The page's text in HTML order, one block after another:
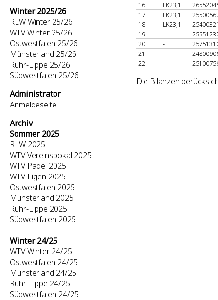
Winter 2025/26
RLW Winter 25/26
WTV Winter 25/26
Ostwestfalen 25/26
Münsterland 25/26
Ruhr-Lippe 25/26
Südwestfalen 25/26
Administrator
Anmeldeseite
Archiv
Sommer 2025
RLW 2025
WTV Vereinspokal 2025
WTV Padel 2025
WTV Ligen 2025
Ostwestfalen 2025
Münsterland 2025
Ruhr-Lippe 2025
Südwestfalen 2025
Winter 24/25
WTV Winter 24/25
Ostwestfalen 24/25
Münsterland 24/25
Ruhr-Lippe 24/25
Südwestfalen 24/25
16
LK23,1
17
LK23,1
18
LK23,1
19
-
20
-
21
-
22
-
Die Bilanzen